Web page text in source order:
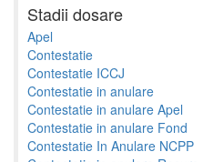
Stadii dosare
Apel
Contestatie
Contestatie ICCJ
Contestatie in anulare
Contestatie in anulare Apel
Contestatie in anulare Fond
Contestatie In Anulare NCPP